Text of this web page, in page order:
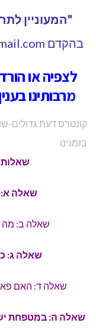
"המעוניין
בהקדם
לצפיה או
מרבותינו
קונטרס דעת גדולים-
בזמנינו
שאלות
שאלה א:
שאלה ב: מה
שאלה ג:
שאלה ד: האם
שאלה ה: במטפחת